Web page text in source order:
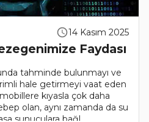
14 Kasım 2025
Faydası
tahminde bulunmayı ve
hale getirmeyi vaat eden
kıyasla çok daha
olan, aynı zamanda da su
sunuculara bağl..